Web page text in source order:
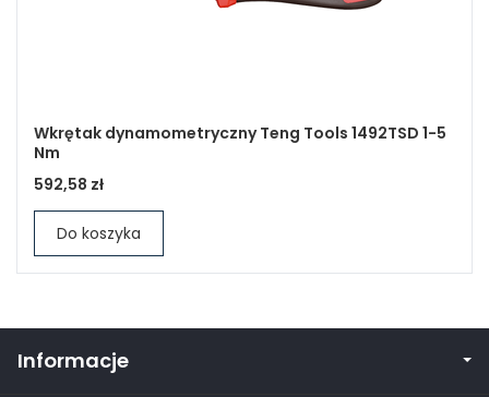
Wkrętak dynamometryczny Teng Tools 1492TSD 1-5
Nm
592,58 zł
Do koszyka
Informacje